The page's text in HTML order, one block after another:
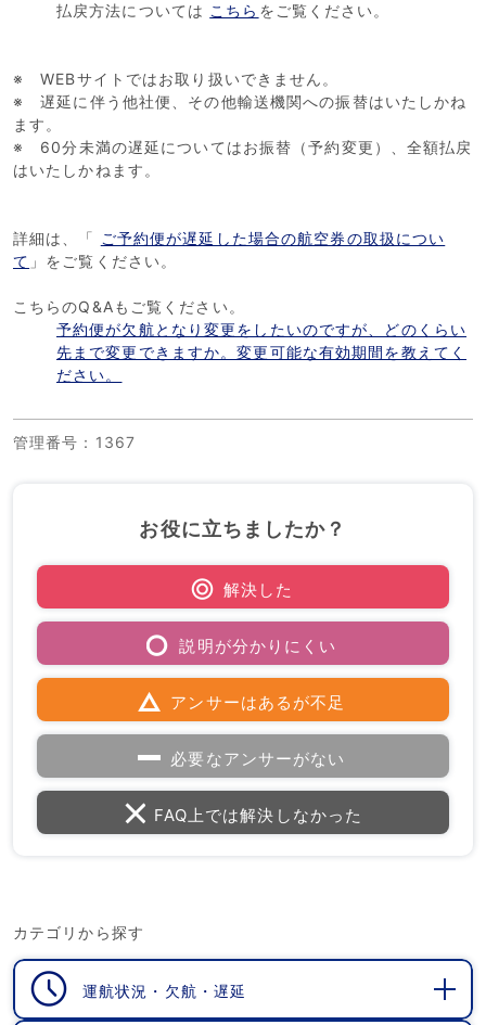
払戻方法については こちら をご覧ください。
※ WEBサイトではお取り扱いできません。
※ 遅延に伴う他社便、その他輸送機関への振替はいたしかね
ます。
※ 60分未満の遅延についてはお振替（予約変更）、全額払戻
はいたしかねます。
詳細は、「 ご予約便が遅延した場合の航空券の取扱につい
て 」をご覧ください。
こちらのQ&Aもご覧ください。
予約便が欠航となり変更をしたいのですが、どのくらい
先まで変更できますか。変更可能な有効期間を教えてく
ださい。
管理番号 ：1367
お役に立ちましたか？
解決した
説明が分かりにくい
アンサーはあるが不足
必要なアンサーがない
FAQ上では解決しなかった
カテゴリから探す
運航状況・欠航・遅延